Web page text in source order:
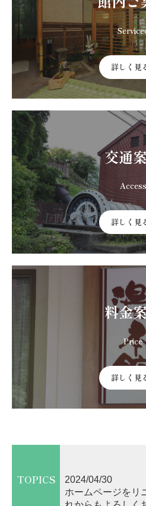
詳しく見
交通
詳しく見
料金
詳しく見
TOPICS
2024/04/30
ホームページをリ